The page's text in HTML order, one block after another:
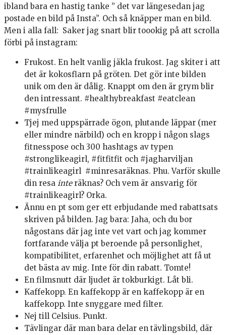
ibland bara en hastig tanke ” det var längesedan jag
postade en bild på Insta”. Och så knäpper man en bild.
Men i alla fall: Saker jag snart blir toookig på att scrolla
förbi på instagram:
Frukost. En helt vanlig jäkla frukost. Jag skiter i att
det är kokosflarn på gröten. Det gör inte bilden
unik om den är dålig. Knappt om den är grym blir
den intressant. #healthybreakfast #eatclean
#mysfrulle
Tjej med uppspärrade ögon, plutande läppar (mer
eller mindre närbild) och en kropp i någon slags
fitnesspose och 300 hashtags av typen
#stronglikeagirl, #fitfitfit och #jagharviljan
#trainlikeagirl #minresaräknas. Phu. Varför skulle
din resa inte räknas? Och vem är ansvarig för
#trainlikeagirl? Orka.
Ännu en pt som ger ett erbjudande med rabattsats
skriven på bilden. Jag bara: Jaha, och du bor
någostans där jag inte vet vart och jag kommer
fortfarande välja pt beroende på personlighet,
kompatibilitet, erfarenhet och möjlighet att få ut
det bästa av mig. Inte för din rabatt. Tomte!
En filmsnutt där ljudet är tokburkigt. Låt bli.
Kaffekopp. En kaffekopp är en kaffekopp är en
kaffekopp. Inte snyggare med filter.
Nej till Celsius. Punkt.
Tävlingar där man bara delar en tävlingsbild, där